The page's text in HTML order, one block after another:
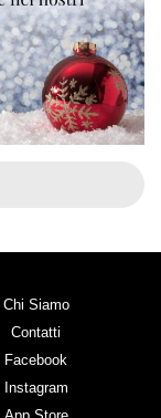
Chi Siamo
Contatti
Facebook
Instagram